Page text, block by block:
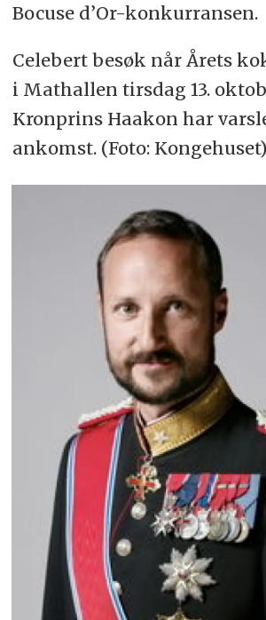
Bocuse d’Or-konkurransen.
Celebert besøk når Årets
i Mathallen tirsdag 13.
Kronprins Haakon har
ankomst. (Foto: Kongehuset)